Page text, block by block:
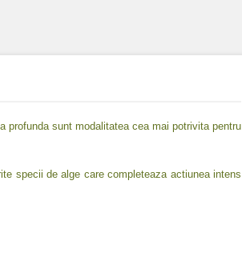
sunt modalitatea cea mai potrivita pentru
specii de alge care completeaza actiunea intens